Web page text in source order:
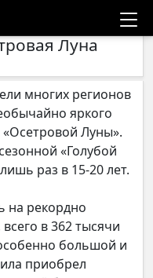
Луна
многих регионов
яркого
Луны».
«Голубой
раз в 15-20 лет.
на рекордно
в 362 тысячи
большой и
приобрел